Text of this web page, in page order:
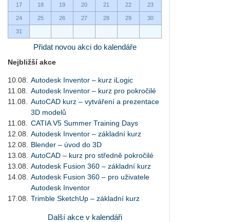
17 18 19 20 21 22 23
24 25 26 27 28 29 30
31
Přidat novou akci do kalendáře
Nejbližší akce
10.08.
Autodesk Inventor – kurz iLogic
11.08.
Autodesk Inventor – kurz pro pokročilé
11.08.
AutoCAD kurz – vytváření a prezentace
3D modelů
11.08.
CATIA V5 Summer Training Days
12.08.
Autodesk Inventor – základní kurz
12.08.
Blender – úvod do 3D
13.08.
AutoCAD – kurz pro středně pokročilé
13.08.
Autodesk Fusion 360 – základní kurz
14.08.
Autodesk Fusion 360 – pro uživatele
Autodesk Inventor
17.08.
Trimble SketchUp – základní kurz
Další akce v kalendáři